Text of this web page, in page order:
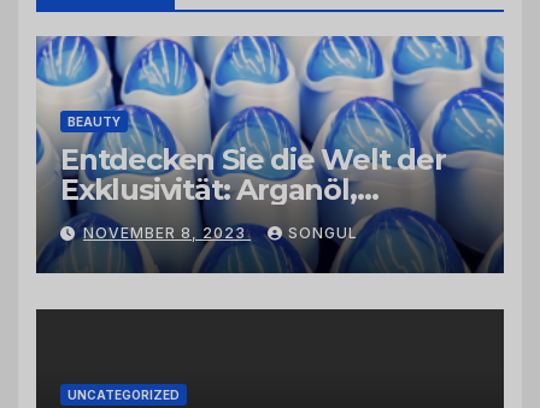
BEAUTY
Entdecken Sie die Welt der
Exklusivität: Arganöl,
Kaktusfeigenkernöl und
Schwarzkümmelöl von
vertrauenswürdigen
Großhändlern und Anbietern
NOVEMBER 8, 2023 SONGUL
UNCATEGORIZED